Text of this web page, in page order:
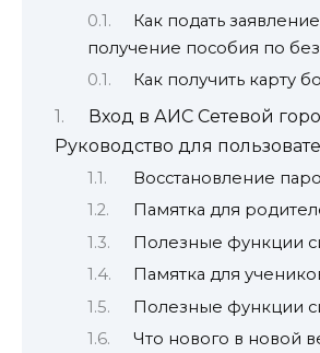
Как подать
получение пособия по
Как получить карту
Вход в АИС Сетевой
Руководство для
Восстановление
Памятка для
Полезные функции
Памятка для
Полезные функции
Что нового в новой